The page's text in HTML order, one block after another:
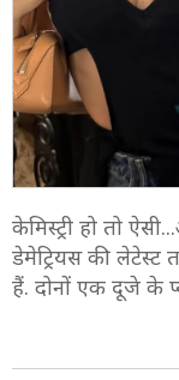
केमिस्ट्री हो तो
डेमेट्रियस की
हैं. दोनों एक दूजे के